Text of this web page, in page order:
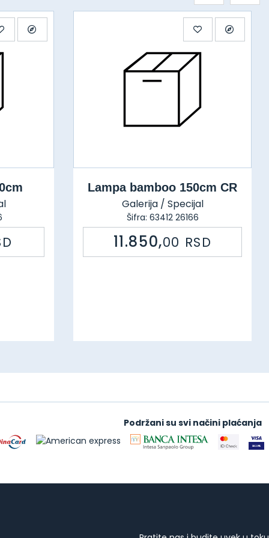
Lampa bamboo 150cm CR
Galerija / Specijal
Šifra: 63412 26166
11.850,00 RSD
Podržani su svi načini plaćanja